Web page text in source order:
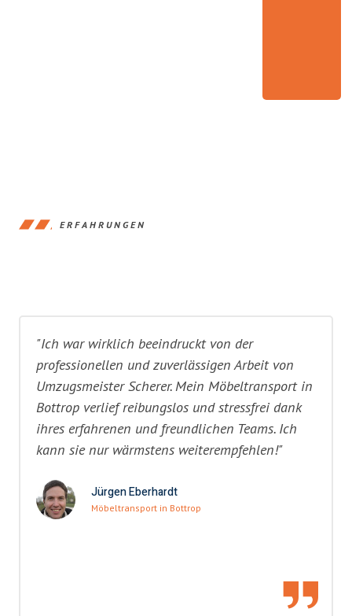
ERFAHRUNGEN
"Ich war wirklich beeindruckt von der
professionellen und zuverlässigen Arbeit von
Umzugsmeister Scherer. Mein Möbeltransport in
Bottrop verlief reibungslos und stressfrei dank
ihres erfahrenen und freundlichen Teams. Ich
kann sie nur wärmstens weiterempfehlen!"
Jürgen Eberhardt
Möbeltransport in Bottrop